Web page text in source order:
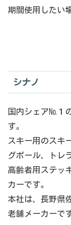
期間使用したい
シナノ
国内シェア№１
す。
スキー用のスキ
グポール、トレ
高齢者用ステッ
カーです。
本社は、長野県
老舗メーカーで